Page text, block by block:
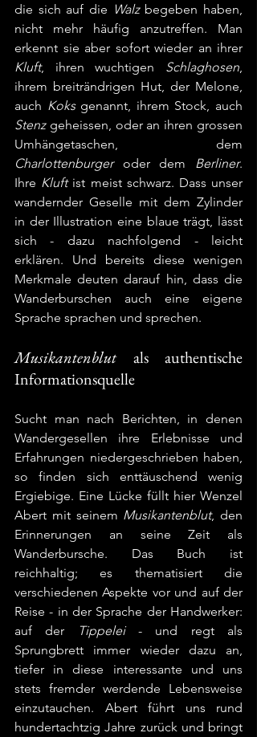
die sich auf die Walz begeben haben,
nicht mehr häufig anzutreffen. Man
Kluft, ihren wuchtigen Schlaghosen,
ihrem breiträndrigen Hut, der Melone,
auch Koks
Stenz geheissen, oder an ihren grossen
Charlottenburger oder dem Berliner.
Ihre Kluft ist meist schwarz. Dass unser
wandernder Geselle mit dem Zylinder
in der Illustration eine blaue trägt, lässt
sich - dazu nachfolgend - leicht
erklären. Und bereits diese wenigen
Merkmale deuten darauf hin, dass die
Wanderburschen auch eine eigene
Sprache sprachen und sprechen.
Musikantenblut als authentische
Informationsquelle
Sucht man nach Berichten, in denen
Wandergesellen ihre Erlebnisse und
Erfahrungen niedergeschrieben haben,
so finden sich enttäuschend wenig
Ergiebige. Eine Lücke füllt hier Wenzel
Abert mit seinem Musikantenblut, den
Erinnerungen an seine Zeit als
Wanderbursche. Das Buch ist
reichhaltig; es thematisiert die
verschiedenen Aspekte vor und auf der
Reise - in der Sprache der Handwerker:
auf der
Tippelei - und regt als
Sprungbrett immer wieder dazu an,
tiefer in diese interessante und uns
stets fremder werdende Lebensweise
einzutauchen. Abert führt uns rund
hundertachtzig Jahre zurück und bringt